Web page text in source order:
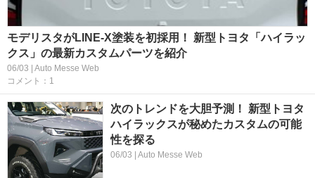
モデリスタがLINE-X塗装を初採用！ 新型トヨタ「ハイラッ
クス」の最新カスタムパーツを紹介
06/03 | Auto Messe Web
コメント：1
次のトレンドを大胆予測！ 新型トヨタ
ハイラックスが秘めたカスタムの可能
性を探る
06/03 | Auto Messe Web